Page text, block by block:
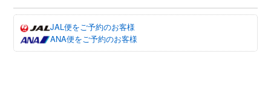
JAL便をご予約のお客様
ANA便をご予約のお客様